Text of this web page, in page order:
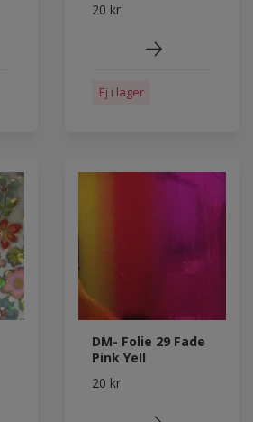
20 kr
Ej i lager
DM- Folie 29 Fade
Pink Yell
20 kr